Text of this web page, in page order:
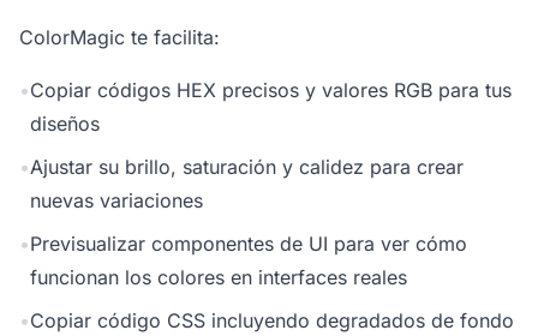
ColorMagic te facilita:
•Copiar códigos HEX precisos y valores RGB para tus
diseños
•Ajustar su brillo, saturación y calidez para crear
nuevas variaciones
•Previsualizar componentes de UI para ver cómo
funcionan los colores en interfaces reales
•Copiar código CSS incluyendo degradados de fondo